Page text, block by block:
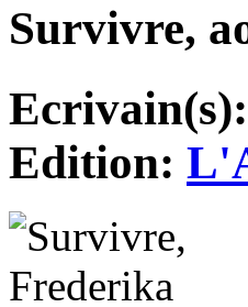
Survivre,
Ecrivain(s):
Edition: